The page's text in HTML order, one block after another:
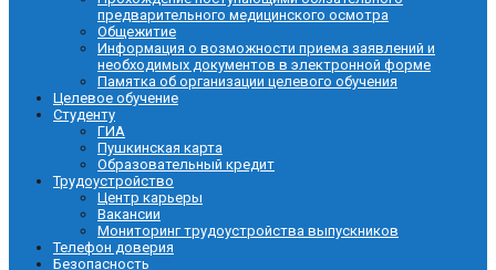
предварительного медицинского осмотра
Общежитие
Информация о возможности приема заявлений и
необходимых документов в электронной форме
Памятка об организации целевого обучения
Целевое обучение
Студенту
ГИА
Пушкинская карта
Образовательный кредит
Трудоустройство
Центр карьеры
Вакансии
Мониторинг трудоустройства выпускников
Телефон доверия
Безопасность